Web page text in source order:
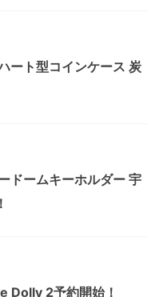
ート型コインケース 炭
ドームキーホルダー 宇
Dolly 2予約開始！